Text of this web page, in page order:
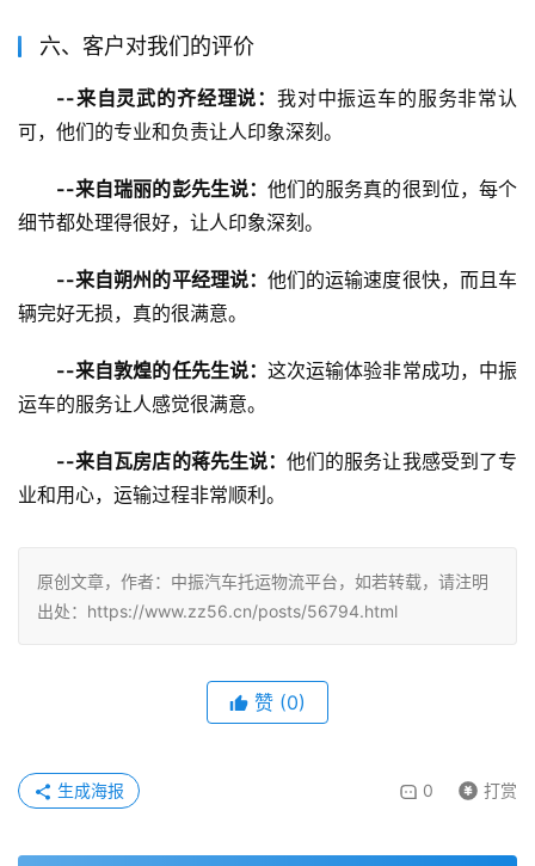
六、客户对我们的评价
--来自灵武的齐经理说： 我对中振运车的服务非常认
可，他们的专业和负责让人印象深刻。
--来自瑞丽的彭先生说： 他们的服务真的很到位，每个
细节都处理得很好，让人印象深刻。
--来自朔州的平经理说： 他们的运输速度很快，而且车
辆完好无损，真的很满意。
--来自敦煌的任先生说： 这次运输体验非常成功，中振
运车的服务让人感觉很满意。
--来自瓦房店的蒋先生说：他们的服务让我感受到了专
业和用心，运输过程非常顺利。
原创文章，作者：中振汽车托运物流平台，如若转载，请注明
出处：https://www.zz56.cn/posts/56794.html
赞 (0)
0 打赏
生成海报